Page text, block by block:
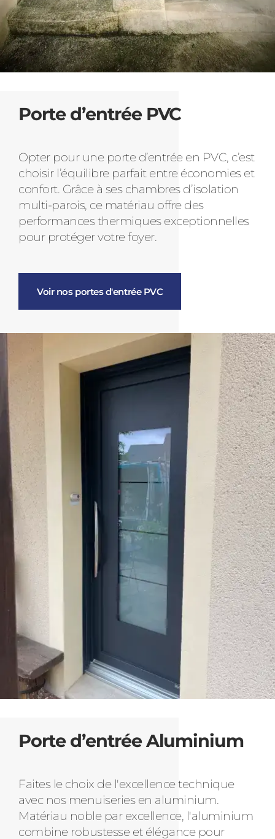
Porte d’entrée PVC
Opter pour une porte d’entrée en PVC, c’est
choisir l’équilibre parfait entre économies et
confort. Grâce à ses chambres d’isolation
multi-parois, ce matériau offre des
performances thermiques exceptionnelles
pour protéger votre foyer.
Voir nos portes d'entrée PVC
Porte d’entrée Aluminium
Faites le choix de l'excellence technique
avec nos menuiseries en aluminium.
Matériau noble par excellence, l'aluminium
combine robustesse et élégance pour